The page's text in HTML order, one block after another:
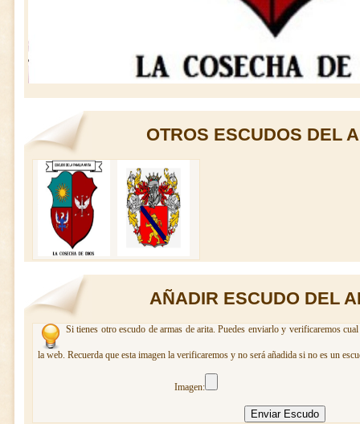
OTROS ESCUDOS DEL
AÑADIR ESCUDO DEL
Si tienes otro escudo de armas de arita. Puedes enviarlo y verificaremos
la web. Recuerda que esta imagen la verificaremos y no será añadida si no es un
Imagen: